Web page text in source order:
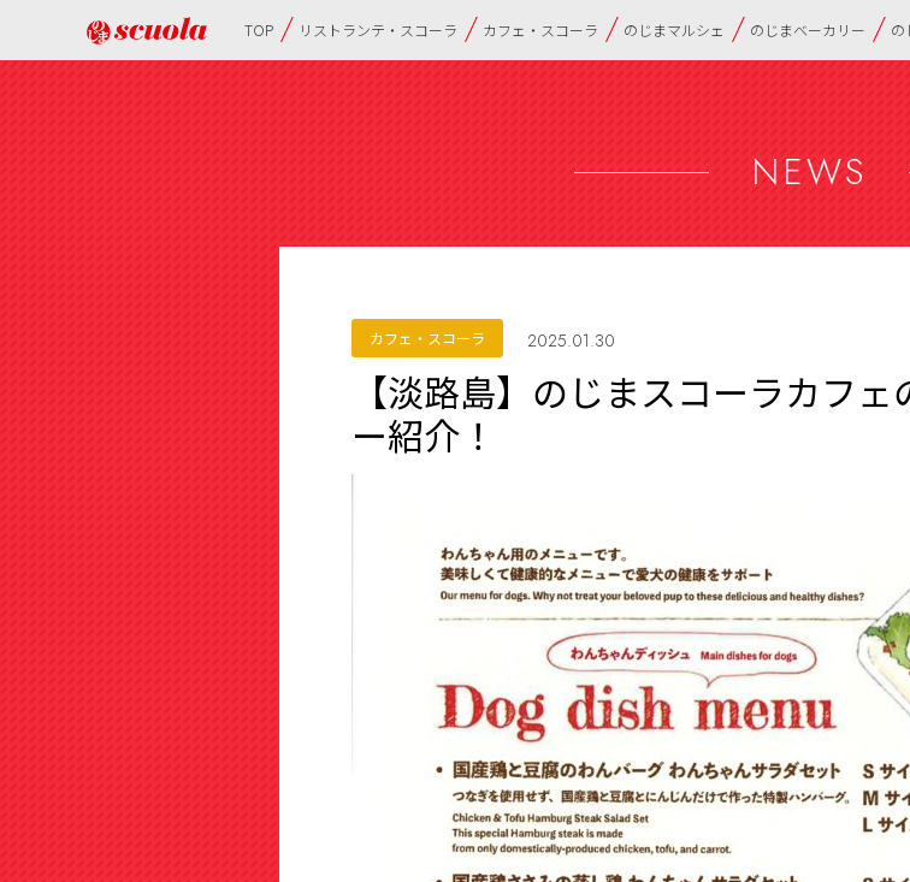
TOP リストランテ・スコーラ カフェ・スコーラ のじまマルシェ のじまベーカリー の
NEWS
カフェ・スコーラ 2025.01.30
【淡路島】のじまスコーラカフ
ー紹介！